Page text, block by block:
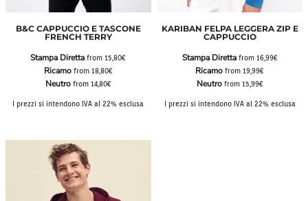
B&C CAPPUCCIO E TASCONE
FRENCH TERRY
Stampa Diretta from15,80€
Ricamofrom 18,80€
Neutrofrom 14,80€
I prezzi si intendono IVA al 22% esclusa
KARIBAN FELPA LEGGERA ZIP E
CAPPUCCIO
Stampa Direttafrom 16,99€
Ricamo from19,99€
Neutrofrom 15,99€
I prezzi si intendono IVA al 22% esclusa